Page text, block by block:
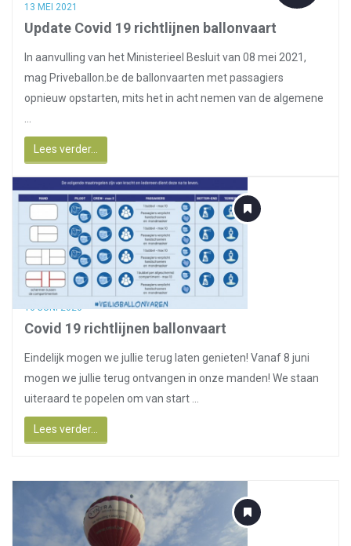
13 MEI 2021
Update Covid 19 richtlijnen ballonvaart
In aanvulling van het Ministerieel Besluit van 08 mei 2021,
mag Priveballon.be de ballonvaarten met passagiers
opnieuw opstarten, mits het in acht nemen van de algemene
Lees verder...
16 JUNI 2020
Covid 19 richtlijnen ballonvaart
Eindelijk mogen we jullie terug laten genieten! Vanaf 8 juni
mogen we jullie terug ontvangen in onze manden! We staan
uiteraard te popelen om van start ...
Lees verder...